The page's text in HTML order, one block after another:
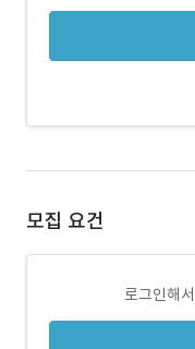
모집 요건
로그인해